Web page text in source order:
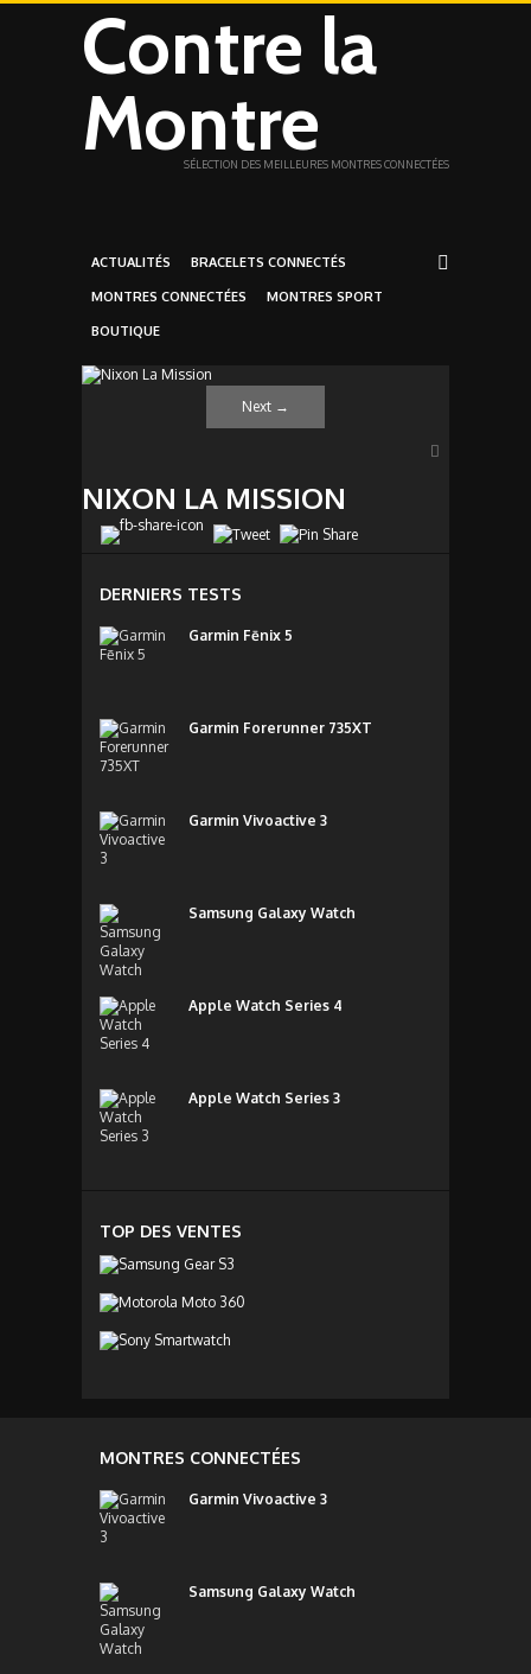
Contre la
Montre
SÉLECTION DES MEILLEURES MONTRES CONNECTÉES
ACTUALITÉS BRACELETS CONNECTÉS
MONTRES CONNECTÉES MONTRES SPORT
BOUTIQUE
Next →
NIXON LA MISSION
DERNIERS TESTS
Garmin Fēnix 5
Garmin Forerunner 735XT
Garmin Vivoactive 3
Samsung Galaxy Watch
Apple Watch Series 4
Apple Watch Series 3
TOP DES VENTES
MONTRES CONNECTÉES
Garmin Vivoactive 3
Samsung Galaxy Watch